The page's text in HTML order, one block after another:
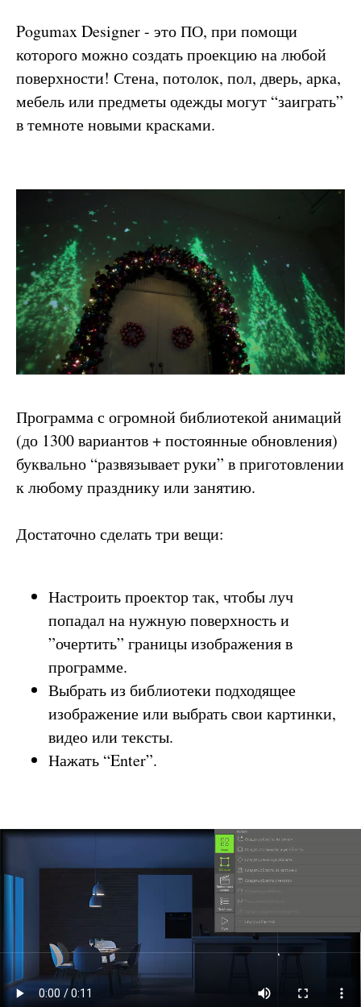
Pogumax Designer - это ПО, при помощи
которого можно создать проекцию на любой
поверхности! Стена, потолок, пол, дверь, арка,
мебель или предметы одежды могут “заиграть”
в темноте новыми красками.
Программа с огромной библиотекой анимаций
(до 1300 вариантов + постоянные обновления)
буквально “развязывает руки” в приготовлении
к любому празднику или занятию.
Достаточно сделать три вещи:
Настроить проектор так, чтобы луч
попадал на нужную поверхность и
”очертить” границы изображения в
программе.
Выбрать из библиотеки подходящее
изображение или выбрать свои картинки,
видео или тексты.
Нажать “Enter”.